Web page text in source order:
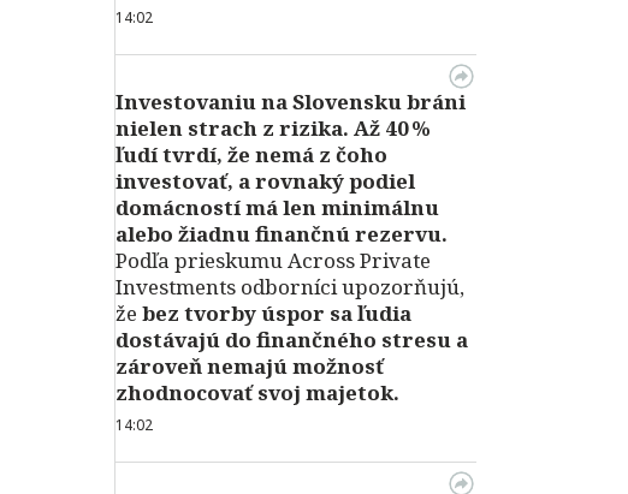
14:02
Investovaniu na Slovensku bráni
nielen strach z rizika. Až 40 %
ľudí tvrdí, že nemá z čoho
investovať, a rovnaký podiel
domácností má len minimálnu
alebo žiadnu finančnú rezervu.
Podľa prieskumu Across Private
Investments odborníci upozorňujú,
že bez tvorby úspor sa ľudia
dostávajú do finančného stresu a
zároveň nemajú možnosť
zhodnocovať svoj majetok.
14:02